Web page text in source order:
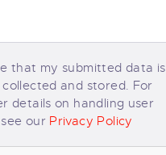
that my submitted data is
collected and stored. For
details on handling user
our Privacy Policy